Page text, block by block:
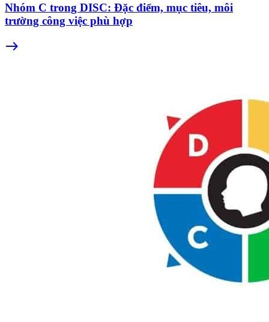
Nhóm C trong DISC: Đặc điểm, mục tiêu, môi
trường công việc phù hợp
east